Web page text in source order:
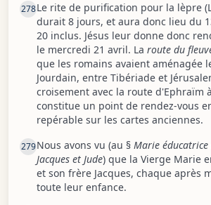
278Le rite de purification pour la lèpre
durait 8 jours, et aura donc lieu du
20 inclus. Jésus leur donne donc
le mercredi 21 avril. La route du
que les romains avaient aménagée
Jourdain, entre Tibériade et
croisement avec la route d'Ephraïm
constitue un point de rendez-vous
repérable sur les cartes anciennes.
279Nous avons vu (au § Marie éducatrice
Jacques et Jude) que la Vierge Marie
et son frère Jacques, chaque après
toute leur enfance.